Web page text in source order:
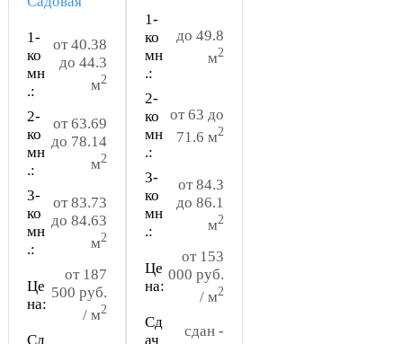
1-
ко
мн
.:
от 40.38
до 44.3
м2
2-
ко
мн
.:
от 63.69
до 78.14
м2
3-
ко
мн
.:
от 83.73
до 84.63
м2
Це
на:
от 187
500 руб.
/ м2
Сд
1-
ко
мн
.:
до 49.8
м2
2-
ко
мн
.:
от 63 до
71.6 м2
3-
ко
мн
.:
от 84.3
до 86.1
м2
Це
на:
от 153
000 руб.
/ м2
Сд
ач
сдан -